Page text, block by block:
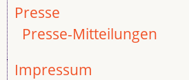
Presse
Presse-Mitteilungen
Impressum